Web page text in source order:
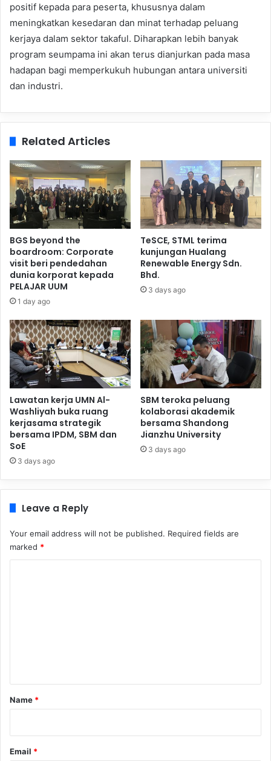
positif kepada para peserta, khususnya dalam
meningkatkan kesedaran dan minat terhadap peluang
kerjaya dalam sektor takaful. Diharapkan lebih banyak
program seumpama ini akan terus dianjurkan pada masa
hadapan bagi memperkukuh hubungan antara universiti
dan industri.
Related Articles
BGS beyond the
boardroom: Corporate
visit beri pendedahan
dunia korporat kepada
PELAJAR UUM
1 day ago
TeSCE, STML terima
kunjungan Hualang
Renewable Energy Sdn.
Bhd.
3 days ago
Lawatan kerja UMN Al-
Washliyah buka ruang
kerjasama strategik
bersama IPDM, SBM dan
SoE
3 days ago
SBM teroka peluang
kolaborasi akademik
bersama Shandong
Jianzhu University
3 days ago
Leave a Reply
Your email address will not be published. Required fields are
marked *
*
Name *
Email *